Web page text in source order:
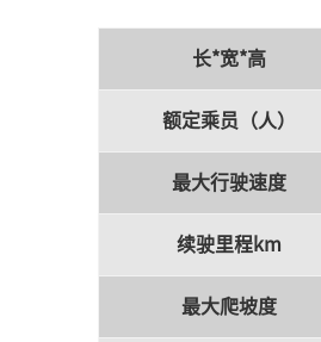
长*宽*高
额定乘员（人）
最大行驶速度
续驶里程km
最大爬坡度